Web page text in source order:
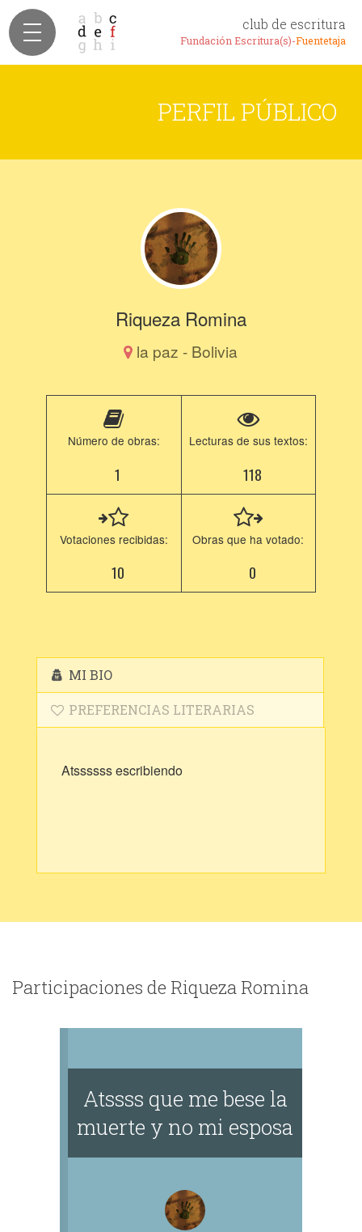
club de escritura
Fundación Escritura(s)-Fuentetaja
PERFIL PÚBLICO
Riqueza Romina
la paz - Bolivia
Número de obras:
1
Lecturas de sus textos:
118
Votaciones recibidas:
10
Obras que ha votado:
0
MI BIO
PREFERENCIAS LITERARIAS
Atssssss escribiendo
Participaciones de Riqueza Romina
Atssss que me bese la
muerte y no mi esposa